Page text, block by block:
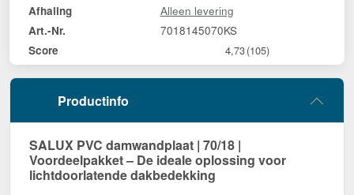
Afhaling Alleen levering
Art.-Nr. 7018145070KS
Score 4,73(105)
Productinfo
SALUX PVC damwandplaat | 70/18 |
Voordeelpakket – De ideale oplossing voor
lichtdoorlatende dakbedekking